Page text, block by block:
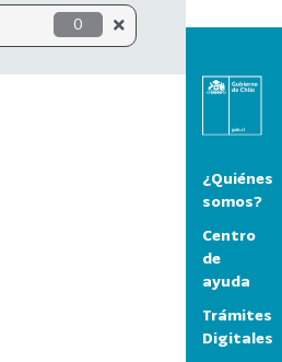
0
¿Quiénes
somos?
Centro
de
ayuda
Trámites
Digitales